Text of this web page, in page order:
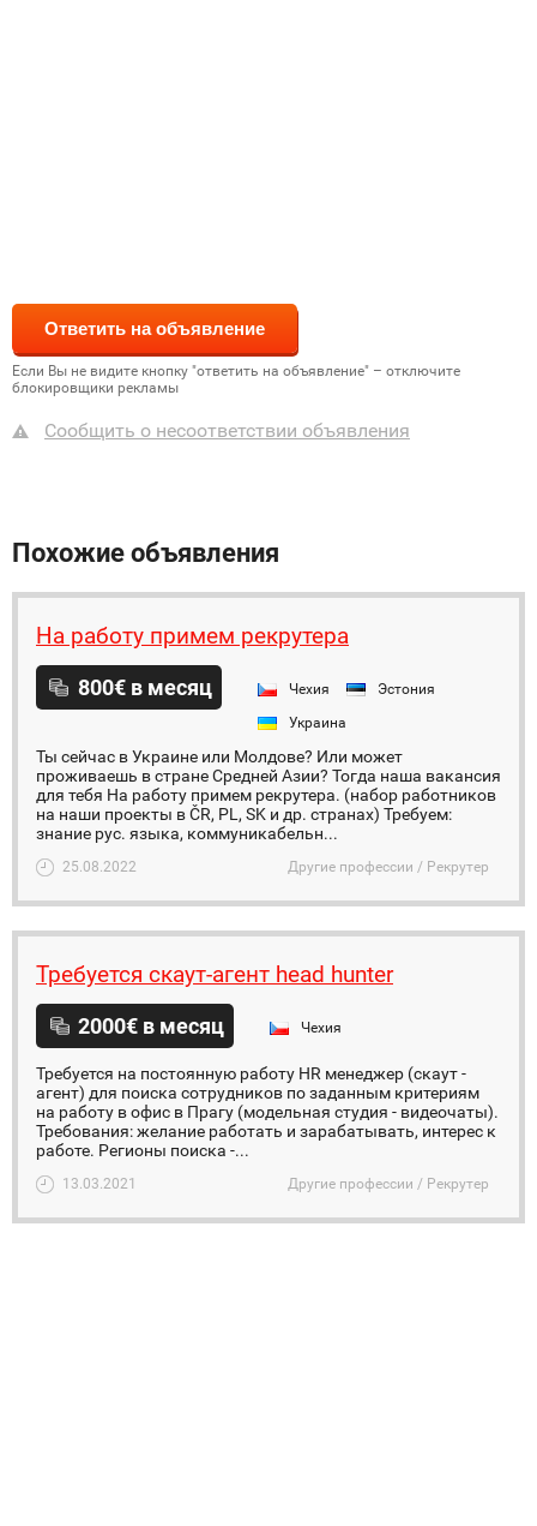
Если Вы не видите кнопку "ответить на объявление" – отключите
блокировщики рекламы
Сообщить о несоответствии объявления
Похожие объявления
На работу примем рекрутера
800€ в месяц Чехия
Эстония
Украина
Ты сейчас в Украине или Молдове? Или может
проживаешь в стране Средней Азии? Тогда наша вакансия
для тебя На работу примем рекрутера. (набор работников
на наши проекты в ČR, PL, SK и др. странах) Требуем:
знание рус. языка, коммуникабельн...
25.08.2022 Другие профессии / Рекрутер
Требуется скаут-агент head hunter
2000€ в месяц Чехия
Требуется на постоянную работу HR менеджер (скаут -
агент) для поиска сотрудников по заданным критериям
на работу в офис в Прагу (модельная студия - видеочаты).
Требования: желание работать и зарабатывать, интерес к
работе. Регионы поиска -...
13.03.2021 Другие профессии / Рекрутер